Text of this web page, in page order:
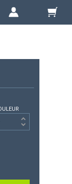
NOS PROMOS
servir. Donnez-